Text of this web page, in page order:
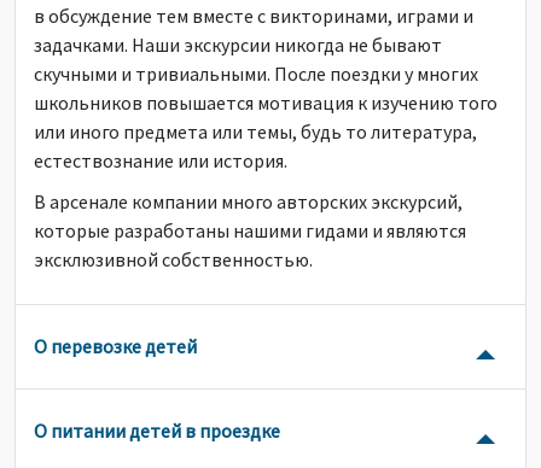
в обсуждение тем вместе с викторинами, играми и
задачками. Наши экскурсии никогда не бывают
скучными и тривиальными. После поездки у многих
школьников повышается мотивация к изучению того
или иного предмета или темы, будь то литература,
естествознание или история.
В арсенале компании много авторских экскурсий,
которые разработаны нашими гидами и являются
эксклюзивной собственностью.
О перевозке детей
О питании детей в проездке